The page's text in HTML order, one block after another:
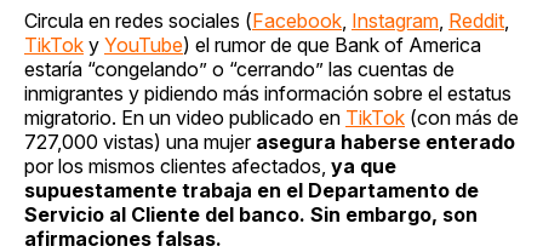
Circula en redes sociales (Facebook Instagram Reddit
TikTok y YouTube) el rumor de que Bank of America
estaría “congelando” o “cerrando” las cuentas de
inmigrantes y pidiendo más información sobre el estatus
migratorio. En un video publicado en TikTok (con más de
727,000 vistas) una mujer asegura haberse enterado
por los mismos clientes afectados, ya que
supuestamente trabaja en el Departamento de
Servicio al Cliente del banco. Sin embargo, son
afirmaciones falsas.